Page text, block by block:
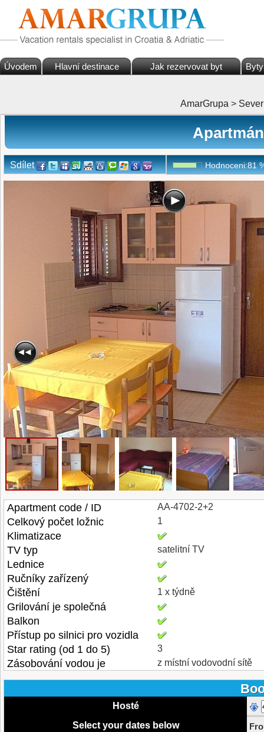
Úvodem Hlavní destinace Jak rezervovat byt Byty
AmarGrupa >
Sdílet Hodnoceni:81
Apartment code / ID AA-4702-2+2
Celkový počet ložnic 1
Klimatizace
TV typ
satelitní TV
Lednice
Ručníky zařízený
Čištění
1 x týdně
Grilování je společná
Balkon
Přístup po silnici pro vozidla
Star rating (od 1 do 5)
3
Zásobování vodou je z místní vodovodní sítě
Hosté
Select your dates below